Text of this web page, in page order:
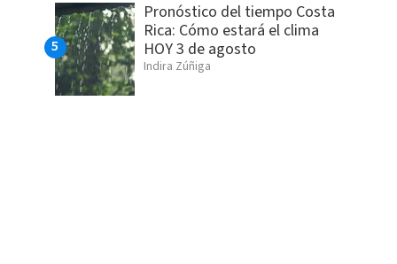
Pronóstico del tiempo Costa
Rica: Cómo estará el clima
HOY 3 de agosto
Indira Zúñiga